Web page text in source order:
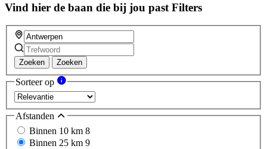
Vind hier de baan die bij jou past Filters
Zoeken Zoeken
Sorteer op
Afstanden
Binnen 10 km 8
Binnen 25 km 9